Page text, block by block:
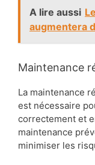
A lire aussi
augmentera
Maintenance
La maintenance
est nécessaire
correctement et
maintenance
minimiser les